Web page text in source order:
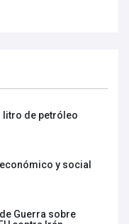
litro de petróleo
y social
Guerra sobre